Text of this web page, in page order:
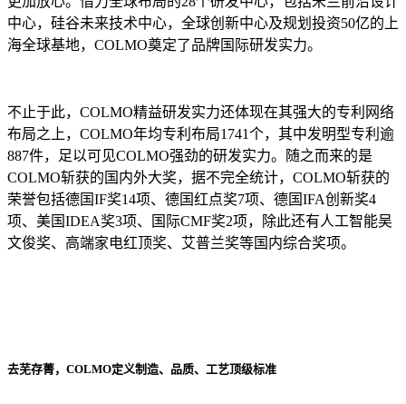
中心，硅谷未来技术中心，全球创新中心及规划投资50亿的上
海全球基地，COLMO奠定了品牌国际研发实力。
不止于此，COLMO精益研发实力还体现在其强大的专利网络
布局之上，COLMO年均专利布局1741个，其中发明型专利逾
887件，足以可见COLMO强劲的研发实力。随之而来的是
COLMO斩获的国内外大奖，据不完全统计，COLMO斩获的
荣誉包括德国IF奖14项、德国红点奖7项、德国IFA创新奖4
项、美国IDEA奖3项、国际CMF奖2项，除此还有人工智能吴
文俊奖、高端家电红顶奖、艾普兰奖等国内综合奖项。
去芜存菁，COLMO定义制造、品质、工艺顶级标准